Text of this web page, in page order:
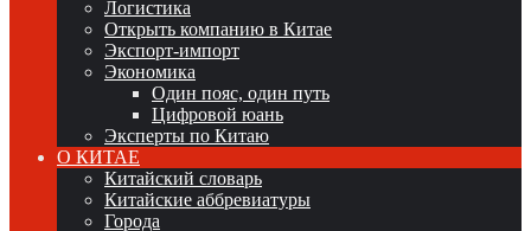
Логистика
Открыть компанию в Китае
Экспорт-импорт
Экономика
Один пояс, один путь
Цифровой юань
Эксперты по Китаю
О КИТАЕ
Китайский словарь
Китайские аббревиатуры
Города